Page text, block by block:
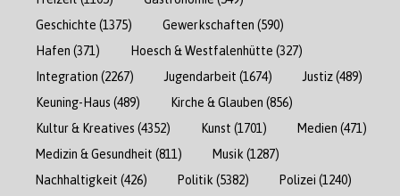
Geschichte (1375) Gewerkschaften (590)
Hafen (371) Hoesch & Westfalenhütte (327)
Integration (2267) Jugendarbeit (1674) Justiz(489)
Keuning-Haus (489) Kirche & Glauben (856)
Kultur & Kreatives (4352) Kunst (1701) Medien (471)
Medizin & Gesundheit (811) Musik (1287)
Nachhaltigkeit (426) Politik (5382) Polizei (1240)